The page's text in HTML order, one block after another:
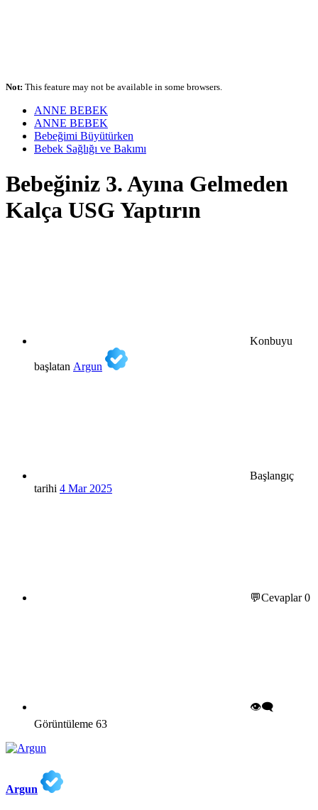
Not: This feature may not be available in some browsers.
ANNE BEBEK
ANNE BEBEK
Bebeğimi Büyütürken
Bebek Sağlığı ve Bakımı
Bebeğiniz 3. Ayına Gelmeden
Kalça USG Yaptırın
Konbuyu
başlatan Argun
Başlangıç
tarihi 4 Mar 2025
💬Cevaplar0
👁️‍🗨️
Görüntüleme 63
Argun